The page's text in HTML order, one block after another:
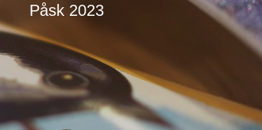
Påsk 2023